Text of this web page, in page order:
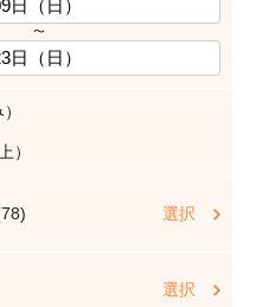
〜
）
選択
選択